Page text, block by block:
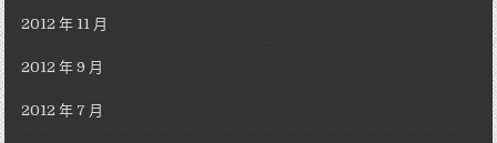
2012 年 11 月
2012 年 9 月
2012 年 7 月